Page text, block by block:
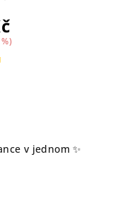
v jednom ✨